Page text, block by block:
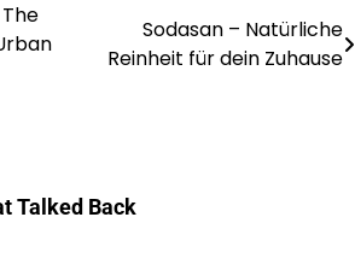
Sodasan – Natürliche
Reinheit für dein Zuhause
Talked Back